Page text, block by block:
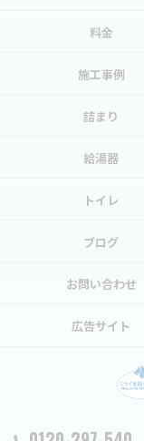
料金
施工事例
詰まり
給湯器
トイレ
ブログ
お問い合わせ
広告サイト